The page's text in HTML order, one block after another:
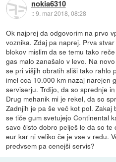
nokia6310
::9. mar 2018, 08:28
Ok najprej da odgovorim na prvo
voznika. Zdaj pa naprej. Prva
blokov mislim da se temu tako
gas malo zanašalo v levo. Na
se pri višjih obratih sliši tako rahlo
imel cca 10.000 km nazaj narejen
serviserju. Trdijo, da so sprednje
Drug mehanik mi je rekel, da so
Zadnjih je pa še več kot pol. Zakaj
se tiče gum svetujejo Continental
savo čisto dobro pelješ le da so
eur kar ni veliko če je vse v redu.
predvsem pa cenejši servis?